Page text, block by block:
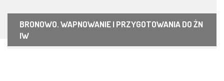
BRONOWO. WAPNOWANIE I PRZYGOTOWANIA DO ŻN
IW